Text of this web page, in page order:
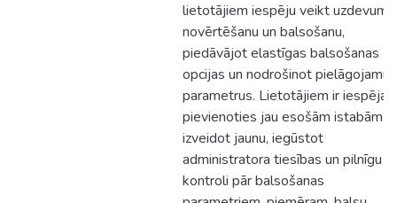
lietotājiem iespēju veikt uzdevumu
novērtēšanu un balsošanu,
piedāvājot elastīgas balsošanas
opcijas un nodrošinot pielāgojamus
parametrus. Lietotājiem ir iespēja
pievienoties jau esošām istabām
izveidot jaunu, iegūstot
administratora tiesības un pilnīgu
kontroli pār balsošanas